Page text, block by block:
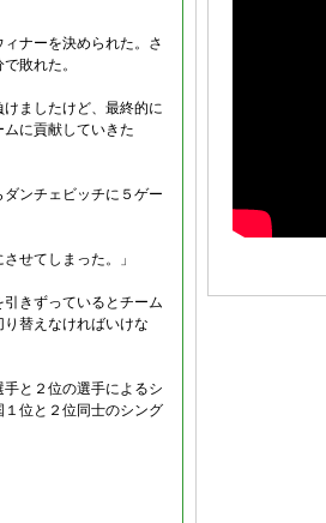
ナーを決められた。さ
敗れた。
ましたけど、最終的に
に貢献していきた
ンチェビッチに５ゲー
せてしまった。」
きずっているとチーム
替えなければいけな
と２位の選手によるシ
位と２位同士のシング